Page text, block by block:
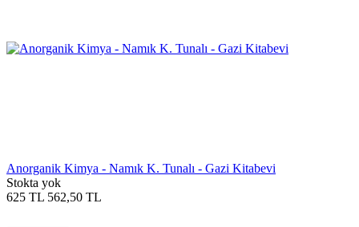
Anorganik Kimya - Namık K. Tunalı - Gazi Kitabevi
Stokta yok
625 TL 562,50 TL